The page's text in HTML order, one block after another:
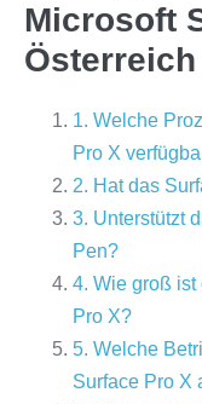
Microsoft
Österreich
1. Welche
Pro X
2. Hat das
3. Unterstützt
Pen?
4. Wie groß ist
Pro X?
5. Welche
Surface Pro X